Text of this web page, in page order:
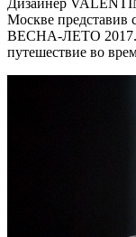
Москве представив
ВЕСНА-ЛЕТО 2017.
путешествие во